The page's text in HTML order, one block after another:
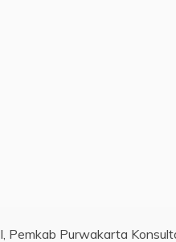
Pemkab Purwakarta